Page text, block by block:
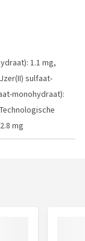
1.1 mg,
sulfaat-
monohydraat):
mg